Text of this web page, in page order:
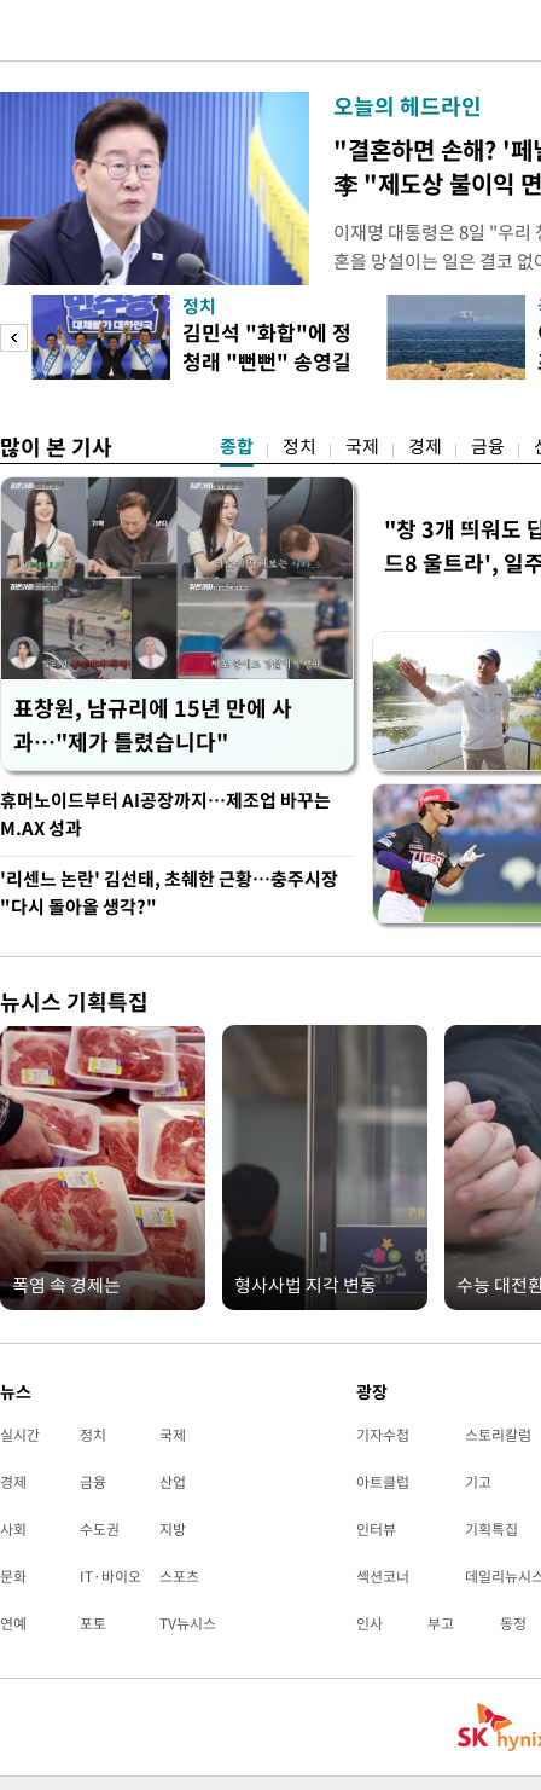
오늘의 헤드라인
"결혼하면 손해? '
李 "제도상 불이익
이재명 대통령은 8일 "우리
혼을 망설이는 일은 결코
하는 제도가 있을 경우 편
다. 이 대통령은 이날 오후
로 찾은 결혼 페널티 22개'
이 대통령은 "결혼으로 인
정치
김민석 "화합"에 정
청래 "뻔뻔" 송영길
많이 본 기사 종합 정치 국제 경제 금융
표창원, 남규리에 15년 만에 사
과…"제가 틀렸습니다"
"창 3개 띄워도
드8 울트라', 일
휴머노이드부터 AI공장까지…제조업 바꾸는
M.AX 성과
'리센느 논란' 김선태, 초췌한 근황…충주시장
"다시 돌아올 생각?"
뉴시스 기획특집
폭염 속 경제는 형사사법 지각 변동 수능 대전
뉴스
실시간 정치 국제
경제 금융 산업
사회 수도권 지방
문화 IT·바이오 스포츠
연예 포토 TV뉴시스
광장
기자수첩 스토리칼럼
아트클럽 기고
인터뷰 기획특집
섹션코너 데일리뉴시
인사 부고 동정